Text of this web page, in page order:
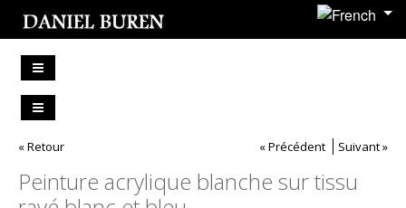
« Retour « Précédent Suivant »
Peinture acrylique blanche sur tissu